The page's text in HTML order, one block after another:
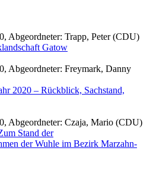
Abgeordneter: Trapp, Peter (CDU)
Gatow
Abgeordneter: Freymark, Danny
2020 – Rückblick, Sachstand,
Abgeordneter: Czaja, Mario (CDU)
Stand der
der Wuhle im Bezirk Marzahn-